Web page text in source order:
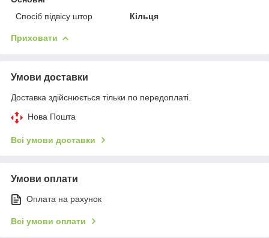
Спосіб підвісу штор
Кільця
Приховати
Умови доставки
Доставка здійснюється тільки по передоплаті.
Нова Пошта
Всі умови доставки
Умови оплати
Оплата на рахунок
Всі умови оплати